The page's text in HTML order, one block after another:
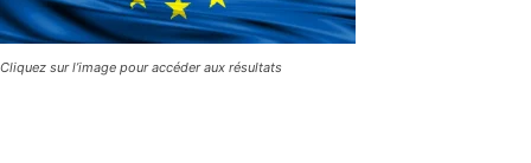
Cliquez sur l’image pour accéder aux résultats